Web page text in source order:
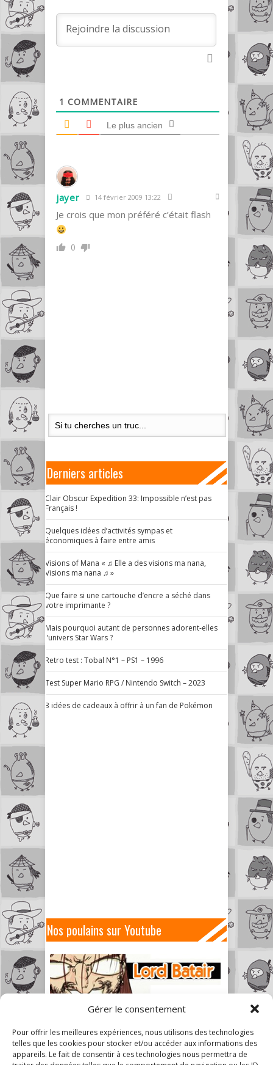
Gérer le consentement
Pour offrir les meilleures expériences, nous utilisons des technologies
telles que les cookies pour stocker et/ou accéder aux informations des
appareils. Le fait de consentir à ces technologies nous permettra de
1 COMMENTAIRE
Le plus ancien
jayer 14 février 2009 13:22
Je crois que mon préféré c’était flash
0
Derniers articles
Clair Obscur Expedition 33: Impossible n’est pas
Français !
Quelques idées d’activités sympas et
économiques à faire entre amis
Visions of Mana « ♫ Elle a des visions ma nana,
Visions ma nana ♫ »
Que faire si une cartouche d’encre a séché dans
votre imprimante ?
Mais pourquoi autant de personnes adorent-elles
l’univers Star Wars ?
Retro test : Tobal N°1 – PS1 – 1996
Test Super Mario RPG / Nintendo Switch – 2023
3 idées de cadeaux à offrir à un fan de Pokémon
Nos poulains sur Youtube